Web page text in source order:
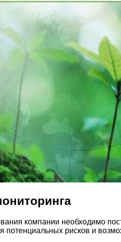
компании необходимо
рисков и